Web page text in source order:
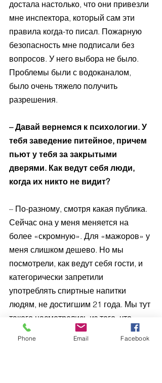
достала настолько, что они привезли
мне инспектора, который сам эти
правила когда-то писал. Пожарную
безопасность мне подписали без
вопросов. У него выбора не было.
Проблемы были с водоканалом,
было очень тяжело получить
разрешения.
– Давай вернемся к психологии. У
тебя заведение питейное, причем
пьют у тебя за закрытыми
дверями. Как ведут себя люди,
когда их никто не видит?
– По-разному, смотря какая публика.
Сейчас она у меня меняется на
более «скромную». Для «мажоров» у
меня слишком дешево. Но мы
посмотрели, как ведут себя гости, и
категорически запретили
употреблять спиртные напитки
людям, не достигшим 21 года. Мы тут
такого насмотрелись из того, что
вытворяют пьяные школьники да
Phone Email Facebook